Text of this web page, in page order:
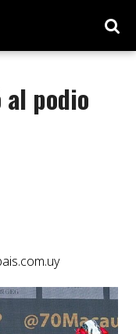
podio